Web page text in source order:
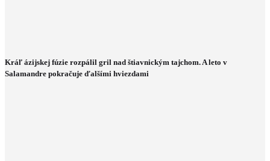
Kráľ ázijskej fúzie rozpálil gril nad štiavnickým tajchom. A leto v
Salamandre pokračuje ďalšími hviezdami